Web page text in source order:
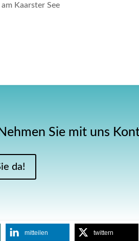
Kaarster See
Sie mit uns
da!
mitteilen twittern